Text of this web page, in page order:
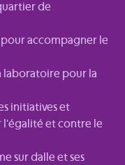
de
accompagner le
laboratoire pour la
initiatives et
et contre le
sur dalle et ses